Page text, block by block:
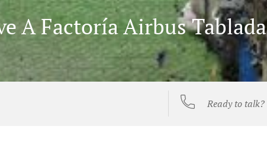
A Factoría Airbus Tablada
Ready to talk?